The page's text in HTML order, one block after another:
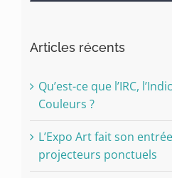
Articles récents
Qu’est-ce que l’IRC,
Couleurs ?
L’Expo Art fait son
projecteurs ponctuels